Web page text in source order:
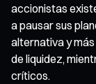
accionistas
a pausar sus
alternativa y
de liquidez,
críticos.